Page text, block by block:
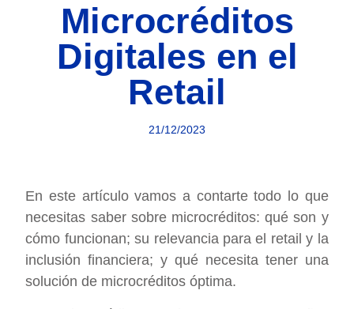
Microcréditos
Digitales en el
Retail
21/12/2023
En este artículo vamos a contarte todo lo que
necesitas saber sobre microcréditos: qué son y
cómo funcionan; su relevancia para el retail y la
inclusión financiera; y qué necesita tener una
solución de microcréditos óptima.